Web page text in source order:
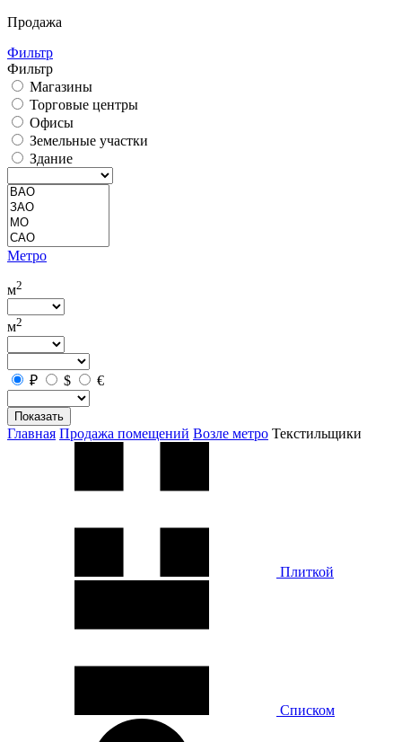
Продажа
Фильтр
Фильтр
Магазины
Торговые центры
Офисы
Земельные участки
Здание
Метро
м2
м2
₽ $ €
Показать
Главная Продажа помещений Возле метро Текстильщики
Плиткой
Списком